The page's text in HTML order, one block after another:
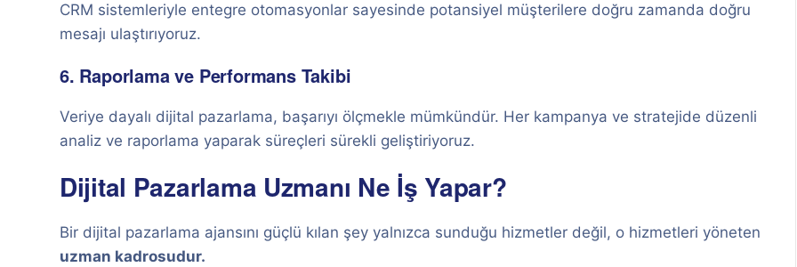
CRM sistemleriyle entegre otomasyonlar sayesinde potansiyel müşterilere doğru zamanda doğru
mesajı ulaştırıyoruz.
6. Raporlama ve Performans Takibi
Veriye dayalı dijital pazarlama, başarıyı ölçmekle mümkündür. Her kampanya ve stratejide düzenli
analiz ve raporlama yaparak süreçleri sürekli geliştiriyoruz.
Dijital Pazarlama Uzmanı Ne İş Yapar?
Bir dijital pazarlama ajansını güçlü kılan şey yalnızca sunduğu hizmetler değil, o hizmetleri yöneten
uzman kadrosudur.